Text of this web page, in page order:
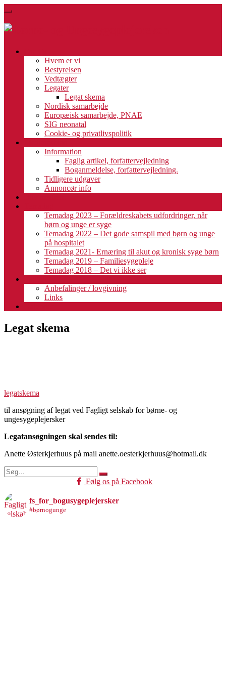
Skip
main
Toggle
navigation
Hvem er vi
Bestyrelsen
Vedtægter
Legater
Legat skema
Nordisk samarbejde
Europæisk samarbejde, PNAE
SIG neonatal
Cookie- og privatlivspolitik
Information
Faglig artikel, forfattervejledning
Boganmeldelse, forfattervejledning.
Tidligere udgaver
Annoncør info
Temadag 2023 – Forældreskabets udfordringer, når
børn og unge er syge
Temadag 2022 – Det gode samspil med børn og unge
på hospitalet
Temadag 2021- Ernæring til akut og kronisk syge børn
Temadag 2019 – Familiesygepleje
Temadag 2018 – Det vi ikke ser
Anbefalinger / lovgivning
Links
Legat skema
legatskema
til ansøgning af legat ved Fagligt selskab for børne- og
ungesygeplejersker
Legatansøgningen skal sendes til:
Anette Østerkjerhuus på mail anette.oesterkjerhuus@hotmail.dk
Søg
efter:
Følg os på Facebook
fs_for_bogusygeplejersker
#børnogunge